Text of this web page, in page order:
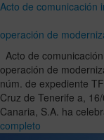
Acto de comunicación
operación de
Acto de
operación de
núm. de expediente
Cruz de Tenerife a,
Canaria, S.A. ha
completo